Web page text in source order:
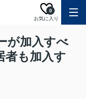
お気に入り
0
が加入すべ
者も加入す